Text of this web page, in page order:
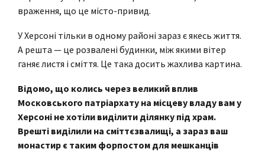
враження, що це місто-привид.
У Херсоні тільки в одному районі зараз є якесь життя.
А решта — це розвалені будинки, між якими вітер
ганяє листя і сміття. Це така досить жахлива картина.
Відомо, що колись через великий вплив
Московського патріархату на місцеву владу вам у
Херсоні не хотіли виділити ділянку під храм.
Врешті виділили на сміттєзвалищі, а зараз ваш
монастир є таким форпостом для мешканців